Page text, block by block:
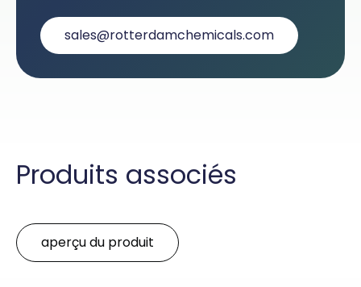
sales@rotterdamchemicals.com
Produits associés
aperçu du produit